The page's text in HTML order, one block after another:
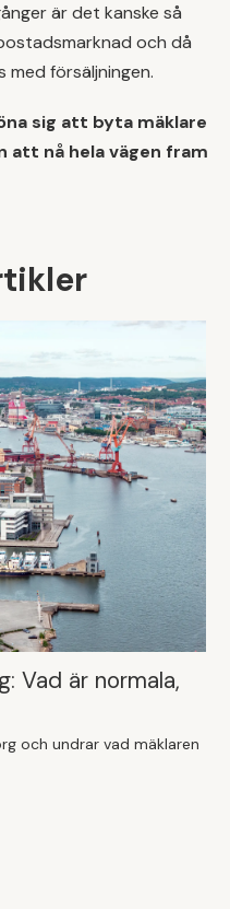
är det kanske så
och då
försäljningen.
sig att byta mäklare
att nå hela vägen fram
Vad är normala,
och undrar vad mäklaren